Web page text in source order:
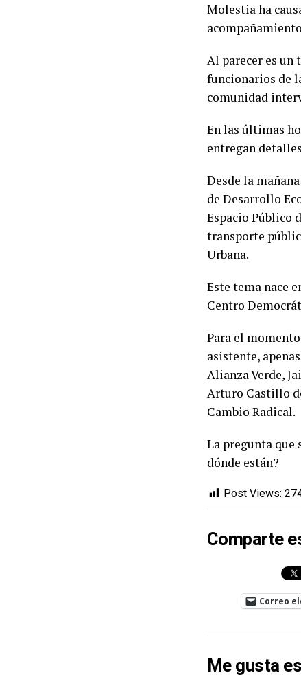
Molestia ha
Al parecer es un
funcionarios de
comunidad
En las últimas
entregan
Desde la
de Desarrollo
Espacio Público
transporte
Urbana.
Este tema nace
Centro
Para el
asistente,
Alianza Verde,
Arturo Castillo
Cambio Radical.
La pregunta que
dónde están?
Post Views:
Comparte
Correo
Me gusta